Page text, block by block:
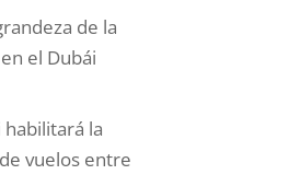
de la
el Dubái
habilitará la
vuelos entre